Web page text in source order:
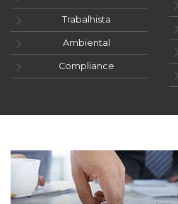
Trabalhista
Ambiental
Compliance